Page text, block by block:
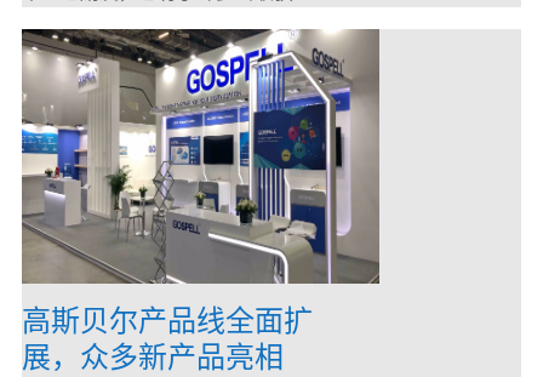
高斯贝尔产品线全面扩
展，众多新产品亮相